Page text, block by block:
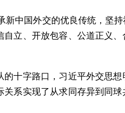
新中国外交的优良传统，坚
立、开放包容、公道正义
的十字路口，习近平外交思
系实现了从求同存异到同